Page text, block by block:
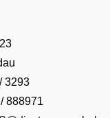
3293
888971